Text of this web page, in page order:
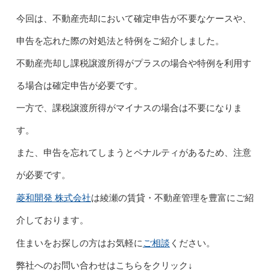
今回は、不動産売却において確定申告が不要なケースや、
申告を忘れた際の対処法と特例をご紹介しました。
不動産売却し課税譲渡所得がプラスの場合や特例を利用す
る場合は確定申告が必要です。
一方で、課税譲渡所得がマイナスの場合は不要になりま
す。
また、申告を忘れてしまうとペナルティがあるため、注意
が必要です。
菱和開発 株式会社は綾瀬の賃貸・不動産管理を豊富にご紹
介しております。
住まいをお探しの方はお気軽に ご相談 ください。
弊社へのお問い合わせはこちらをクリック↓